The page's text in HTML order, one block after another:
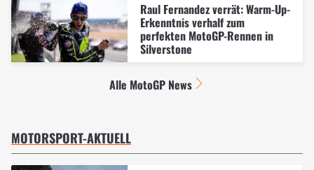
Raul Fernandez verrät: Warm-Up-
Erkenntnis verhalf zum
perfekten MotoGP-Rennen in
Silverstone
Alle MotoGP News
MOTORSPORT-AKTUELL